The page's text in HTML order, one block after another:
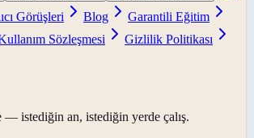
Görüşleri Blog
Garantili Eğitim
Sözleşmesi
Gizlilik Politikası
— istediğin an, istediğin yerde çalış.